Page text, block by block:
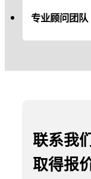
专业顾问团
联系我
取得报